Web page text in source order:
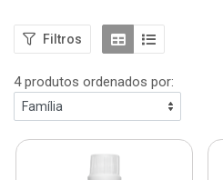
Filtros
4 produtos ordenados por: